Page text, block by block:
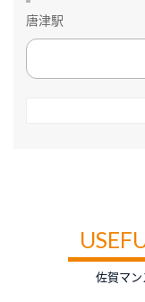
唐津駅
佐賀マ